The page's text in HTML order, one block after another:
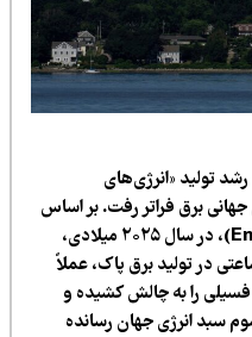
«انرژی‌های
برق فراتر رفت. بر اساس
تحلیل جدید اندیشکده «اِمبِر» (Ember)، در سال ۲۰۲۵ میلادی،
تراوات‌ساعتی در تولید برق پاک، عملاً
را به چالش کشیده و
انرژی جهان رسانده